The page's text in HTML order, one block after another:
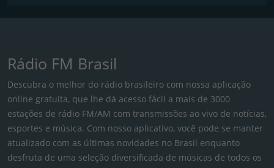
Rádio FM Brasil
Descubra o melhor do rádio brasileiro com nossa aplicação
online gratuita, que lhe dá acesso fácil a mais de 3000
estações de rádio FM/AM com transmissões ao vivo de notícias,
esportes e música. Com nosso aplicativo, você pode se manter
atualizado com as últimas novidades no Brasil enquanto
desfruta de uma seleção diversificada de músicas de todos os